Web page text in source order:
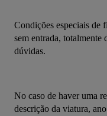
Condições especiais de
sem entrada, totalmente
dúvidas.
No caso de haver uma
descrição da viatura,